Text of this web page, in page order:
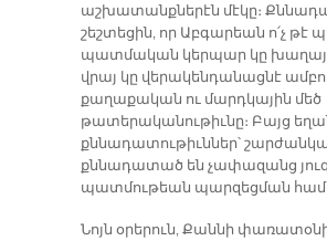
աշխատանքներէն մէկը։
շեշտեցին, որ Աբգարեան ո՛չ թէ
պատմական կերպար կը
վրայ կը վերակենդանացնէ
քաղաքական ու մարդկային մեծ
թատերականութիւնը։ Բայց
քննադատութիւններ՝
քննադատած են չափազանց
պատմութեան պարզեցման
Նոյն օրերուն, Քաննի